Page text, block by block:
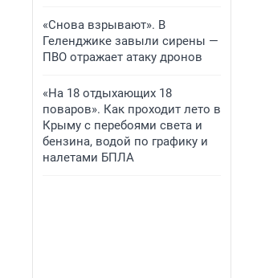
«Снова взрывают». В
Геленджике завыли сирены —
ПВО отражает атаку дронов
«На 18 отдыхающих 18
поваров». Как проходит лето в
Крыму с перебоями света и
бензина, водой по графику и
налетами БПЛА